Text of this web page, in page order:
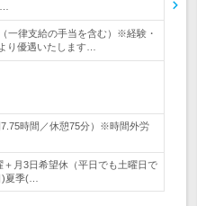
一律支給の手当を含む）※経験・
り優遇いたします…
時間／休憩75分）※時間外労
＋月3日希望休（平日でも土曜日で
夏季(…